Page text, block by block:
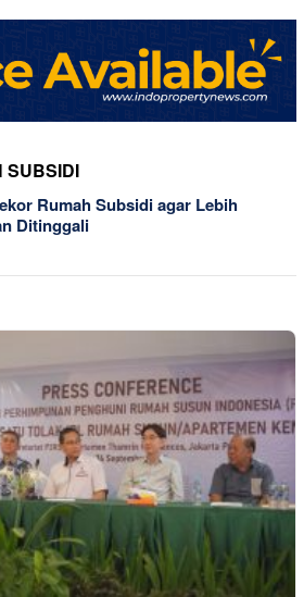
SUBSIDI
Rumah Subsidi agar Lebih
Ditinggali